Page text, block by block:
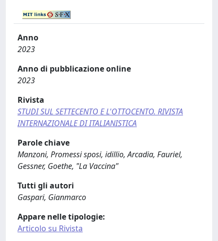
Anno
2023
Anno di pubblicazione online
2023
Rivista
STUDI SUL SETTECENTO E L'OTTOCENTO. RIVISTA
INTERNAZIONALE DI ITALIANISTICA
Parole chiave
Manzoni, Promessi sposi, idillio, Arcadia, Fauriel,
Gessner, Goethe, "La Vaccina"
Tutti gli autori
Gaspari, Gianmarco
Appare nelle tipologie:
Articolo su Rivista